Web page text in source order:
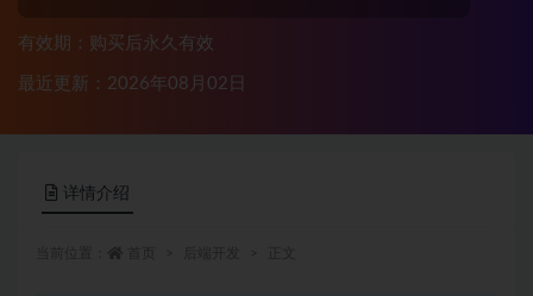
有效期：购买后永久有效
最近更新：2026年08月02日
详情介绍